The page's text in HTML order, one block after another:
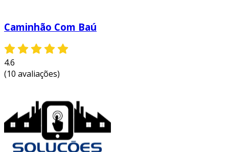
Caminhão Com Baú
4.6
(10 avaliações)